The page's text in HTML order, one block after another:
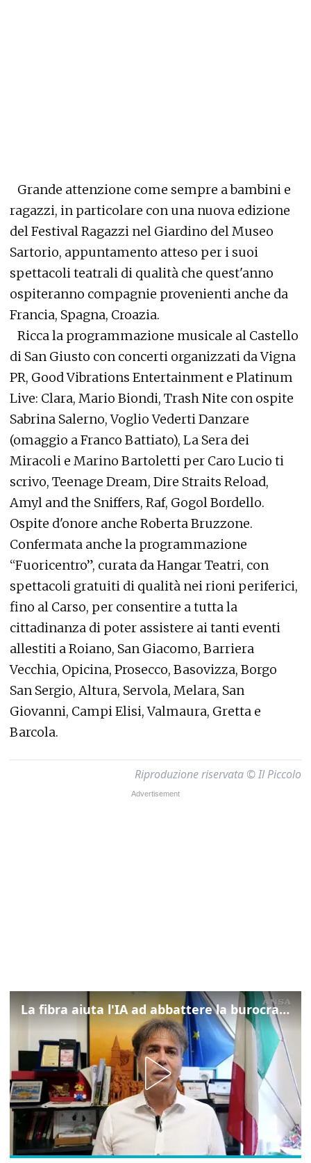
Grande attenzione come sempre a bambini e
ragazzi, in particolare con una nuova edizione
del Festival Ragazzi nel Giardino del Museo
Sartorio, appuntamento atteso per i suoi
spettacoli teatrali di qualità che quest'anno
ospiteranno compagnie provenienti anche da
Francia, Spagna, Croazia.
Ricca la programmazione musicale al Castello
di San Giusto con concerti organizzati da Vigna
PR, Good Vibrations Entertainment e Platinum
Live: Clara, Mario Biondi, Trash Nite con ospite
Sabrina Salerno, Voglio Vederti Danzare
(omaggio a Franco Battiato), La Sera dei
Miracoli e Marino Bartoletti per Caro Lucio ti
scrivo, Teenage Dream, Dire Straits Reload,
Amyl and the Sniffers, Raf, Gogol Bordello.
Ospite d'onore anche Roberta Bruzzone.
Confermata anche la programmazione
“Fuoricentro”, curata da Hangar Teatri, con
spettacoli gratuiti di qualità nei rioni periferici,
fino al Carso, per consentire a tutta la
cittadinanza di poter assistere ai tanti eventi
allestiti a Roiano, San Giacomo, Barriera
Vecchia, Opicina, Prosecco, Basovizza, Borgo
San Sergio, Altura, Servola, Melara, San
Giovanni, Campi Elisi, Valmaura, Gretta e
Barcola.
Riproduzione riservata © Il Piccolo
La fibra aiuta l'IA ad abbattere la burocrazia, progetto pilota in Veneto